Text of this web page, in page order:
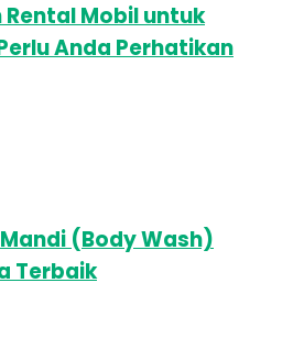
Rental Mobil untuk
Anda Perhatikan
(Body Wash)
Terbaik